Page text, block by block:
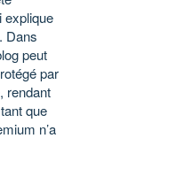
explique
Dans
peut
par
rendant
que
n’a